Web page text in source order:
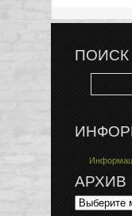
ПОИСК
АРХИВ